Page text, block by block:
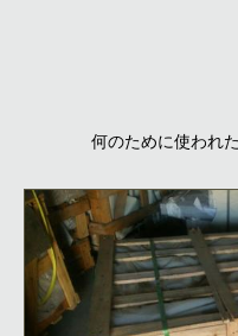
何のために使われ